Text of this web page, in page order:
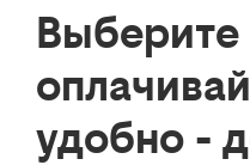
удобно -